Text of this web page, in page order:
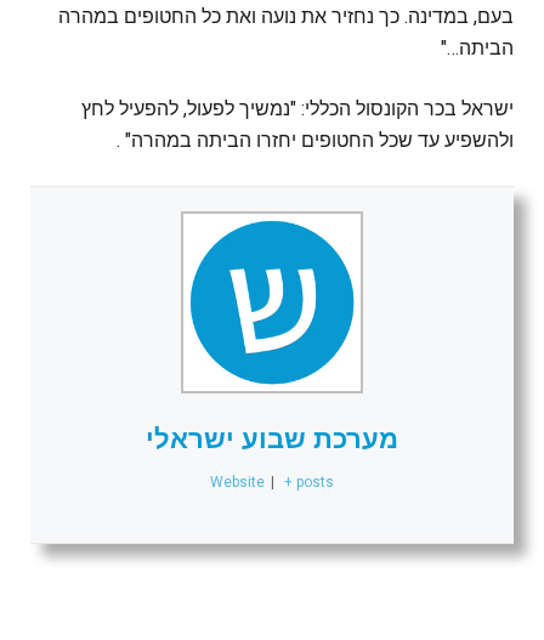
בעם, במדינה. כך נחזיר את נועה ואת כל החטופים במהרה
הביתה…"
ישראל בכר הקונסול הכללי: "נמשיך לפעול, להפעיל לחץ
ולהשפיע עד שכל החטופים יחזרו הביתה במהרה" .
מערכת שבוע ישראלי
Website + posts